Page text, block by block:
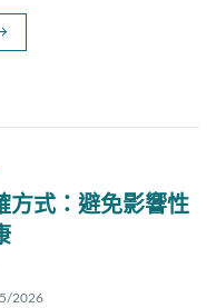
方式：避免影響性
2026